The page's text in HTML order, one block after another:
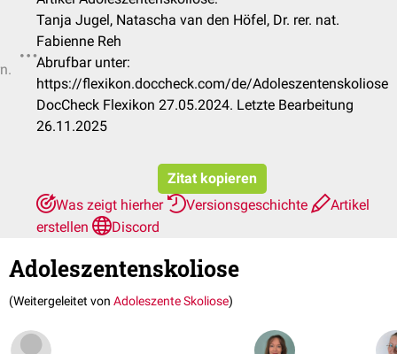
Tanja Jugel, Natascha van den Höfel, Dr. rer. nat.
Fabienne Reh
Abrufbar unter:
https://flexikon.doccheck.com/de/Adoleszentenskoliose
DocCheck Flexikon 27.05.2024. Letzte Bearbeitung
26.11.2025
Zitat kopieren
Was zeigt hierher
Versionsgeschichte
Artikel
erstellen
Discord
Adoleszentenskoliose
(Weitergeleitet von Adoleszente Skoliose)